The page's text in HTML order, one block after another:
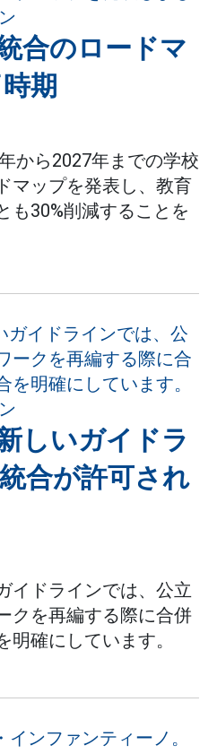
合のロードマ
期
から2027年までの学校
マップを発表し、教育
も30%削減することを
しいガイドラ
合が許可され
イドラインでは、公立
クを再編する際に合併
明確にしています。